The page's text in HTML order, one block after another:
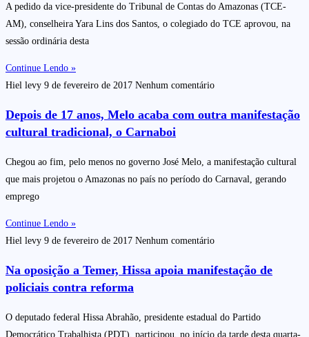
A pedido da vice-presidente do Tribunal de Contas do Amazonas (TCE-
AM), conselheira Yara Lins dos Santos, o colegiado do TCE aprovou, na
sessão ordinária desta
Continue Lendo »
Hiel levy 9 de fevereiro de 2017 Nenhum comentário
Depois de 17 anos, Melo acaba com outra manifestação
cultural tradicional, o Carnaboi
Chegou ao fim, pelo menos no governo José Melo, a manifestação cultural
que mais projetou o Amazonas no país no período do Carnaval, gerando
emprego
Continue Lendo »
Hiel levy 9 de fevereiro de 2017 Nenhum comentário
Na oposição a Temer, Hissa apoia manifestação de
policiais contra reforma
O deputado federal Hissa Abrahão, presidente estadual do Partido
Democrático Trabalhista (PDT), participou, no início da tarde desta quarta-